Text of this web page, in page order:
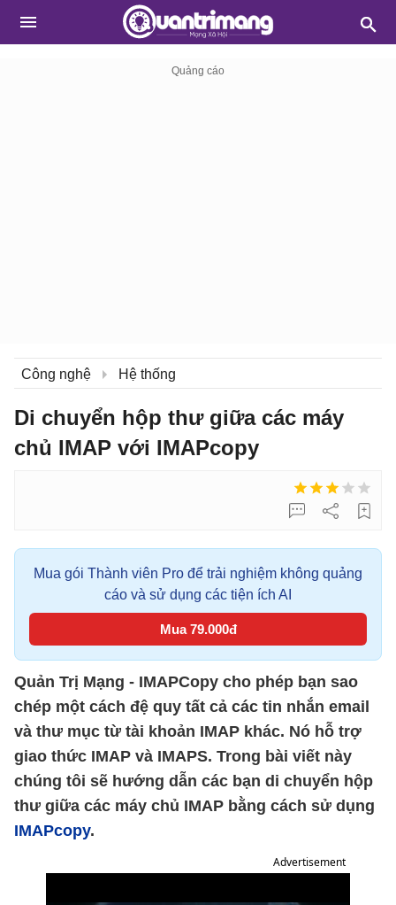
Công nghệ Hệ thống
Di chuyển hộp thư giữa các máy
chủ IMAP với IMAPcopy
Mua gói Thành viên Pro để trải nghiệm không quảng
cáo và sử dụng các tiện ích AI
Mua 79.000đ
Quản Trị Mạng - IMAPCopy cho phép bạn sao
chép một cách đệ quy tất cả các tin nhắn email
và thư mục từ tài khoản IMAP khác. Nó hỗ trợ
giao thức IMAP và IMAPS. Trong bài viết này
chúng tôi sẽ hướng dẫn các bạn di chuyển hộp
thư giữa các máy chủ IMAP bằng cách sử dụng
IMAPcopy.
Advertisement